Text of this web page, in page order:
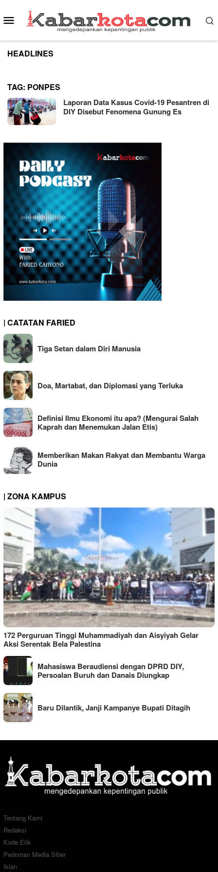
to
content
Mobile
Menu
HEADLINES
TAG: PONPES
Laporan Data Kasus Covid-19 Pesantren di
DIY Disebut Fenomena Gunung Es
| CATATAN FARIED
Tiga Setan dalam Diri Manusia
Doa, Martabat, dan Diplomasi yang Terluka
Definisi Ilmu Ekonomi itu apa? (Mengurai Salah
Kaprah dan Menemukan Jalan Etis)
Memberikan Makan Rakyat dan Membantu Warga
Dunia
| ZONA KAMPUS
172 Perguruan Tinggi Muhammadiyah dan Aisyiyah Gelar
Aksi Serentak Bela Palestina
Mahasiswa Beraudiensi dengan DPRD DIY,
Persoalan Buruh dan Danais Diungkap
Baru Dilantik, Janji Kampanye Bupati Ditagih
Tentang Kami
Redaksi
Kode Etik
Pedoman Media Siber
Iklan